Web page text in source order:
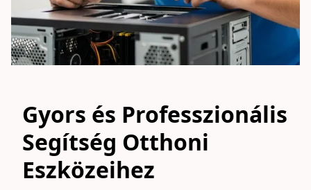
Gyors és Professzionális
Segítség Otthoni
Eszközeihez